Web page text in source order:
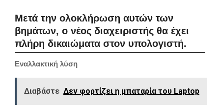
Μετά την ολοκλήρωση αυτών των
βημάτων, ο νέος διαχειριστής θα έχει
πλήρη δικαιώματα στον υπολογιστή.
Εναλλακτική λύση
Διαβάστε Δεν φορτίζει η μπαταρία του Laptop